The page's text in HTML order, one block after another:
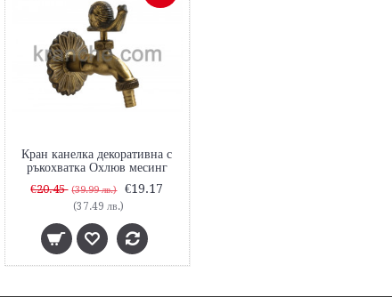
Кран канелка декоративна с
ръкохватка Охлюв месинг
€20.45 (39.99 лв.) €19.17
(37.49 лв.)